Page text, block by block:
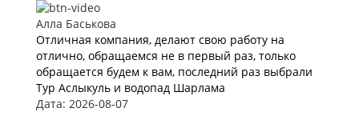
Алла Баськова
Отличная компания, делают свою работу на
отлично, обращаемся не в первый раз, только
обращается будем к вам, последний раз выбрали
Тур Аслыкуль и водопад Шарлама
Дата: 2026-08-07